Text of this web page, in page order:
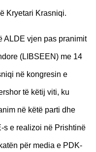
Kryetari Krasniqi.
ALDE vjen pas pranimit
(LIBSEEN) me 14
në kongresin e
të këtij viti, ku
në këtë parti dhe
s e realizoi në Prishtinë
për media e PDK-